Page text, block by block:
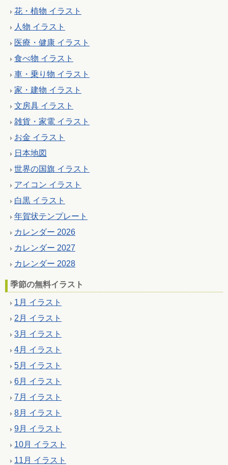
花・植物 イラスト
人物 イラスト
医療・健康 イラスト
食べ物 イラスト
車・乗り物 イラスト
家・建物 イラスト
文房具 イラスト
雑貨・家電 イラスト
お金 イラスト
日本地図
世界の国旗 イラスト
アイコン イラスト
白黒 イラスト
年賀状テンプレート
カレンダー 2026
カレンダー 2027
カレンダー 2028
季節の無料イラスト
1月 イラスト
2月 イラスト
3月 イラスト
4月 イラスト
5月 イラスト
6月 イラスト
7月 イラスト
8月 イラスト
9月 イラスト
10月 イラスト
11月 イラスト